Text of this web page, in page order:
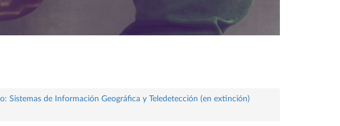
Sistemas de Información Geográfica y Teledetección (en extinción)